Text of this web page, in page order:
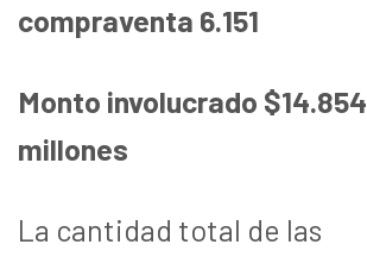
compraventa 6.151
Monto involucrado $14.854
millones
La cantidad total de las